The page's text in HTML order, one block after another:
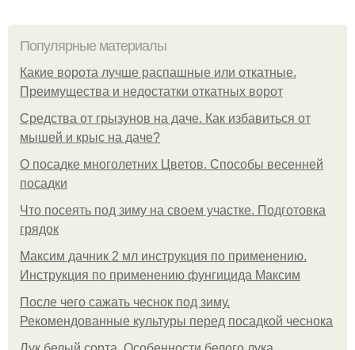
Популярные материалы
Какие ворота лучше распашные или откатные.
Преимущества и недостатки откатных ворот
Средства от грызунов на даче. Как избавиться от
мышей и крыс на даче?
О посадке многолетних Цветов. Способы весенней
посадки
Что посеять под зиму на своем участке. Подготовка
грядок
Максим дачник 2 мл инструкция по применению.
Инструкция по применению фунгицида Максим
После чего сажать чеснок под зиму.
Рекомендованные культуры перед посадкой чеснока